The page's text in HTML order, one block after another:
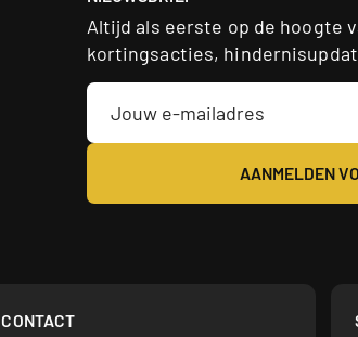
Altijd als eerste op de hoogte
kortingsacties,
CONTACT